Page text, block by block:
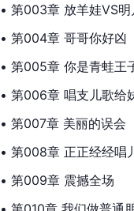
• 第003章 放羊娃VS
• 第004章 哥哥你好凶
• 第005章 你是青蛙王
• 第006章 唱支儿歌给
• 第007章 美丽的误会
• 第008章 正正经经唱
• 第009章 震撼全场